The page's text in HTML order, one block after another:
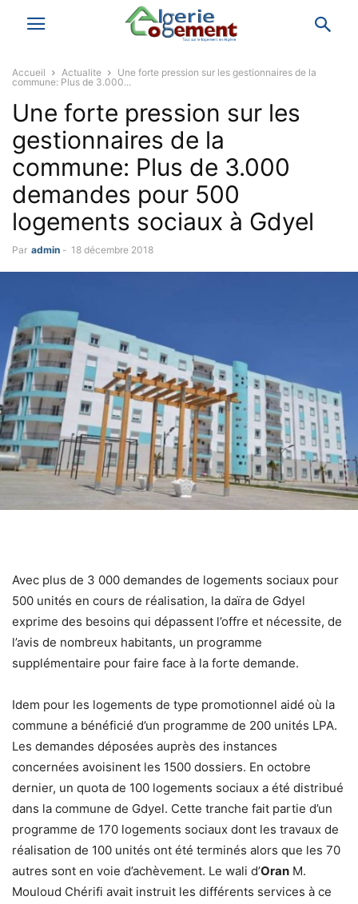
Accueil Actualite
Une forte pression sur les gestionnaires de la
commune: Plus de 3.000...
Une forte pression sur les
gestionnaires de la
commune: Plus de 3.000
demandes pour 500
logements sociaux à Gdyel
Par admin - 18 décembre 2018
Avec plus de 3 000 demandes de logements sociaux pour
500 unités en cours de réalisation, la daïra de Gdyel
exprime des besoins qui dépassent l’offre et nécessite, de
l’avis de nombreux habitants, un programme
supplémentaire pour faire face à la forte demande.
Idem pour les logements de type promotionnel aidé où la
commune a bénéficié d’un programme de 200 unités LPA.
Les demandes déposées auprès des instances
concernées avoisinent les 1500 dossiers. En octobre
dernier, un quota de 100 logements sociaux a été distribué
dans la commune de Gdyel. Cette tranche fait partie d’un
programme de 170 logements sociaux dont les travaux de
réalisation de 100 unités ont été terminés alors que les 70
autres sont en voie d’achèvement. Le wali d’Oran M.
Mouloud Chérifi avait instruit les différents services à ce